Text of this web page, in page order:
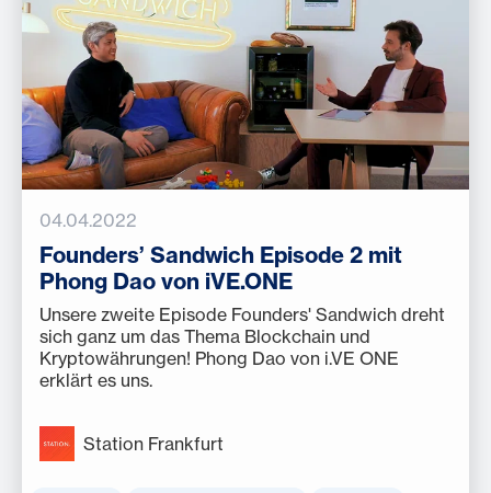
04.04.2022
Founders’ Sandwich Episode 2 mit
Phong Dao von iVE.ONE
Unsere zweite Episode Founders' Sandwich dreht
sich ganz um das Thema Blockchain und
Kryptowährungen! Phong Dao von i.VE ONE
erklärt es uns.
Station Frankfurt